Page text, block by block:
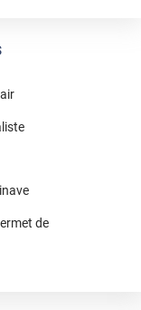
de
recensione.